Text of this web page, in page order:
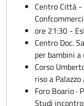
Centro Città
ore 21:30 -
Centro Doc.
per bambini
Corso
riso a
Foro Boario ·
Studi